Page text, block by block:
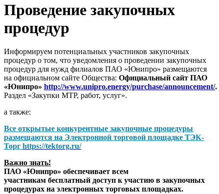
Проведение закупочных
процедур
Информируем потенциальных участников закупочных
процедур о том, что уведомления о проведении закупочных
процедур для нужд филиалов ПАО «Юнипро» размещаются
на официальном сайте Общества: Официальный сайт ПАО
«Юнипро» http://www.unipro.energy/purchase/announcement/.
Раздел «Закупки МТР, работ, услуг».
а также:
Все открытые конкурентные закупочные процедуры
размещаются на Электронной торговой площадке ТЭК-
Торг https://tektorg.ru/
Важно знать!
ПАО «Юнипро» обеспечивает всем
участникам бесплатный доступ к участию в закупочных
процедурах на электронных торговых площадках.